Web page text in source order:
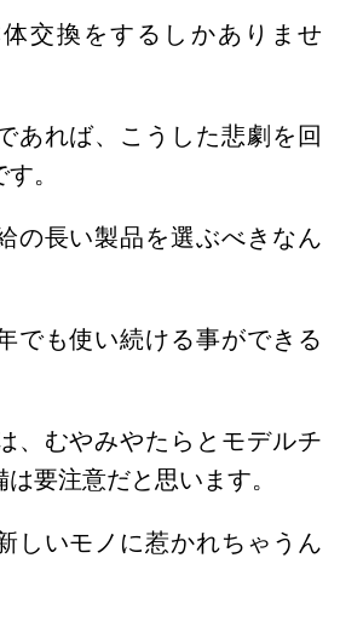
交換をするしかありませ
あれば、こうした悲劇を回
。
の長い製品を選ぶべきなん
でも使い続ける事ができる
、むやみやたらとモデルチ
要注意だと思います。
しいモノに惹かれちゃうん